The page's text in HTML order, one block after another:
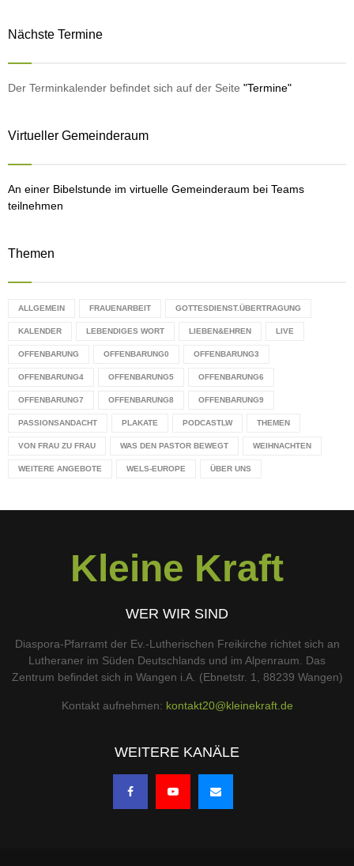
c
o
Nächste Termine
Der Terminkalender befindet sich auf der Seite "Termine"
Virtueller Gemeinderaum
An einer Bibelstunde im virtuelle Gemeinderaum bei Teams
teilnehmen
Themen
ALLGEMEIN FRAUENARBEIT GOTTESDIENST.ÜBERTRAGUNG
KALENDER LEBENDIGES WORT LIEBEN&EHREN LIVE
OFFENBARUNG OFFENBARUNG0 OFFENBARUNG3
OFFENBARUNG4 OFFENBARUNG5 OFFENBARUNG6
OFFENBARUNG7 OFFENBARUNG8 OFFENBARUNG9
PASSIONSANDACHT PLAKATE PODCASTLW THEMEN
VON FRAU ZU FRAU WAS DEN PASTOR BEWEGT WEIHNACHTEN
WEITERE ANGEBOTE WELS-EUROPE ÜBER UNS
Kleine Kraft
WER WIR SIND
Diaspora-Pfarramt der Ev.-Lutherischen Freikirche richtet sich an
Lutheraner im Süden Deutschlands und im Alpenraum. Das
Zentrum befindet sich in Wangen i.A. (Ebnetstr. 1, 88239 Wangen)
Kontakt aufnehmen: kontakt20@kleinekraft.de
WEITERE KANÄLE